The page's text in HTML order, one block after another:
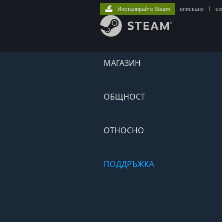
МАГАЗИН
ОБЩНОСТ
ОТНОСНО
ПОДДРЪЖКА
Инсталирайте Steam вписване